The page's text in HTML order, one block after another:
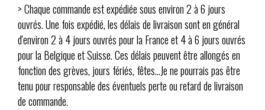
> Chaque commande est expédiée sous environ 2 à 6 jours
ouvrés. Une fois expédié, les délais de livraison sont en général
d'environ 2 à 4 jours ouvrés pour la France et 4 à 6 jours ouvrés
pour la Belgique et Suisse. Ces délais peuvent être allongés en
fonction des grèves, jours fériés, fêtes...Je ne pourrais pas être
tenu pour responsable des éventuels perte ou retard de livraison
de commande.